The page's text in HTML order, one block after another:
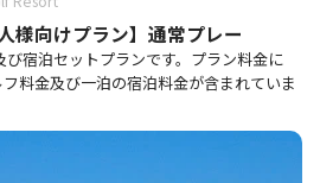
様向けプラン】通常プレー
宿泊セットプランです。プラン料金に
料金及び一泊の宿泊料金が含まれていま